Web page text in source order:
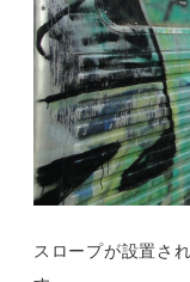
スロープが設置さ